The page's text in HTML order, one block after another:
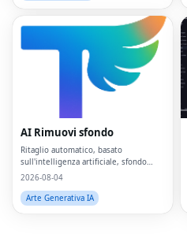
AI Rimuovi sfondo
Ritaglio automatico, basato
sull'intelligenza artificiale, sfondo
trasparente, basato su browser, online
2026-08-04
Arte Generativa IA